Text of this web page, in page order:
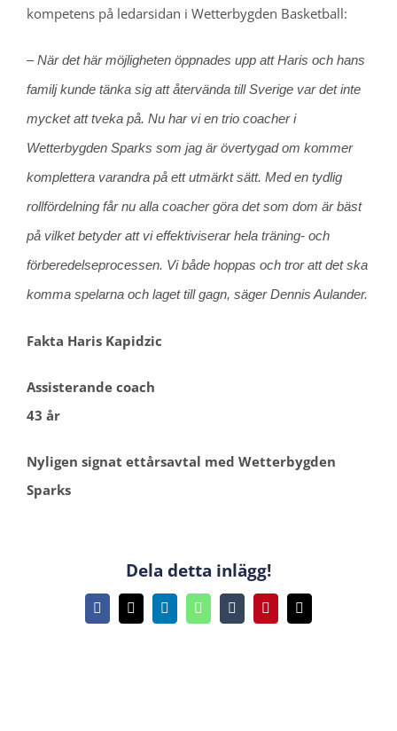
kompetens på ledarsidan i Wetterbygden Basketball:
– När det här möjligheten öppnades upp att Haris och hans
familj kunde tänka sig att återvända till Sverige var det inte
mycket att tveka på. Nu har vi en trio coacher i
Wetterbygden Sparks som jag är övertygad om kommer
komplettera varandra på ett utmärkt sätt. Med en tydlig
rollfördelning får nu alla coacher göra det som dom är bäst
på vilket betyder att vi effektiviserar hela träning- och
förberedelseprocessen. Vi både hoppas och tror att det ska
komma spelarna och laget till gagn, säger Dennis Aulander.
Fakta Haris Kapidzic
Assisterande coach
43 år
Nyligen signat ettårsavtal med Wetterbygden
Sparks
Dela detta inlägg!
Facebook
X LinkedInWhatsAppTumblrPinterest
E-
post